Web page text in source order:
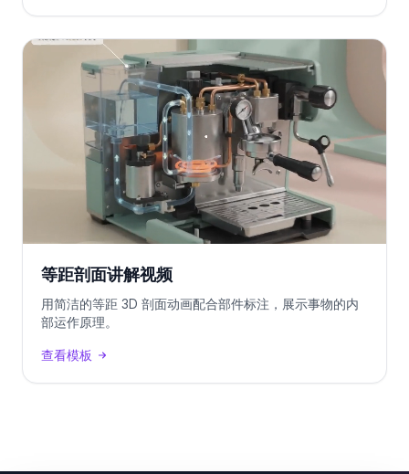
等距剖面讲解视频
用简洁的等距 3D 剖面动画配合部件标注，展示事物的内
部运作原理。
查看模板